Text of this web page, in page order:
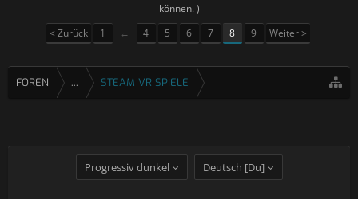
können. )
< Zurück
1 ← 4 5 6 7 8 9 Weiter >
FOREN ... STEAM VR SPIELE
Progressiv dunkel Deutsch [Du]